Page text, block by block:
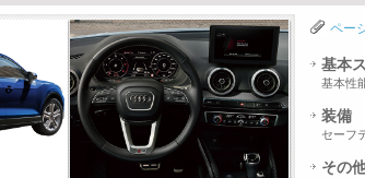
ペー
基本
基本性
装備
セーフ
その